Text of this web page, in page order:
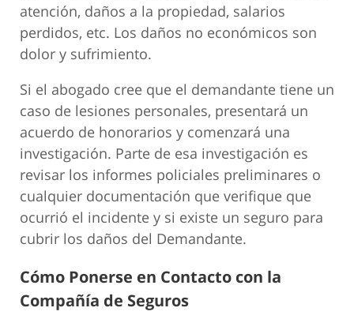
atención, daños a la propiedad, salarios
perdidos, etc. Los daños no económicos son
dolor y sufrimiento.
Si el abogado cree que el demandante tiene un
caso de lesiones personales, presentará un
acuerdo de honorarios y comenzará una
investigación. Parte de esa investigación es
revisar los informes policiales preliminares o
cualquier documentación que verifique que
ocurrió el incidente y si existe un seguro para
cubrir los daños del Demandante.
Cómo Ponerse en Contacto con la
Compañía de Seguros